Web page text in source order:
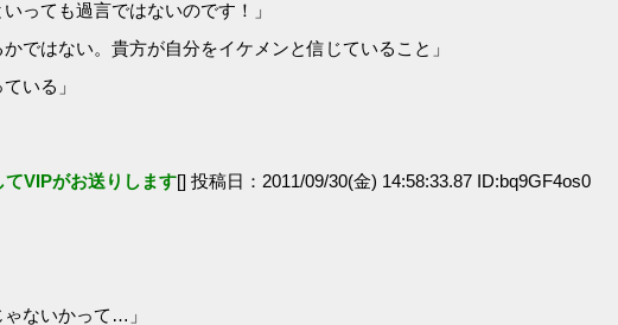
っても過言ではないのです！」
ではない。貴方が自分をイケメンと信じていること」
いる」
てVIPがお送りします[] 投稿日：2011/09/30(金) 14:58:33.87 ID:bq9GF4os0
ないかって…」